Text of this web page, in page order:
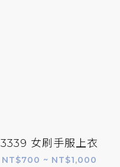
3339 女刷手服上衣
NT$700 ~ NT$1,000